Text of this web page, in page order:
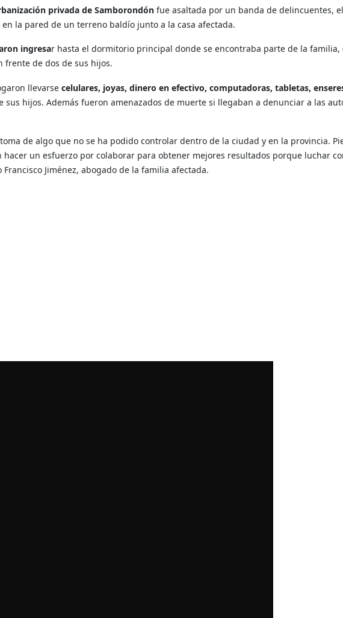
privada de Samborondón fue asaltada por un banda de delincuentes,
la pared de un terreno baldío junto a la casa afectada.
ingresar hasta el dormitorio principal donde se encontraba parte de la familia,
frente de dos de sus hijos.
llevarse celulares, joyas, dinero en efectivo, computadoras, tabletas,
sus hijos. Además fueron amenazados de muerte si llegaban a denunciar a las
de algo que no se ha podido controlar dentro de la ciudad y en la provincia.
un esfuerzo por colaborar para obtener mejores resultados porque luchar
Jiménez, abogado de la familia afectada.